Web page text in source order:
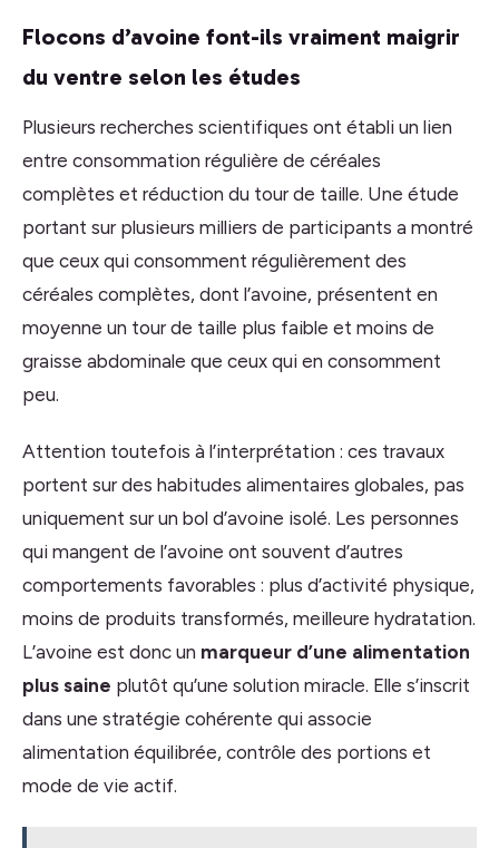
Flocons d’avoine font-ils vraiment maigrir
du ventre selon les études
Plusieurs recherches scientifiques ont établi un lien
entre consommation régulière de céréales
complètes et réduction du tour de taille. Une étude
portant sur plusieurs milliers de participants a montré
que ceux qui consomment régulièrement des
céréales complètes, dont l’avoine, présentent en
moyenne un tour de taille plus faible et moins de
graisse abdominale que ceux qui en consomment
peu.
Attention toutefois à l’interprétation : ces travaux
portent sur des habitudes alimentaires globales, pas
uniquement sur un bol d’avoine isolé. Les personnes
qui mangent de l’avoine ont souvent d’autres
comportements favorables : plus d’activité physique,
moins de produits transformés, meilleure hydratation.
L’avoine est donc un marqueur d’une alimentation
plus saine plutôt qu’une solution miracle. Elle s’inscrit
dans une stratégie cohérente qui associe
alimentation équilibrée, contrôle des portions et
mode de vie actif.